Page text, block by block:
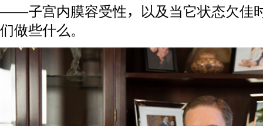
——子宫内膜容受性，以及当它状态欠佳
们做些什么。